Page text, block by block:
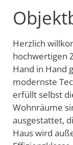
Herzlich
hochwertigen
Hand in Hand
modernste
erfüllt selbst
Wohnräume
ausgestattet,
Haus wird